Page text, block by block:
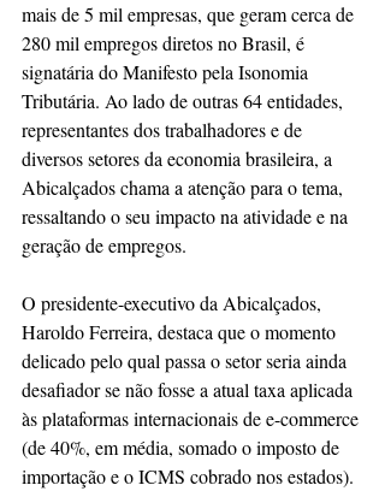
mais de 5 mil empresas, que geram cerca de
280 mil empregos diretos no Brasil, é
signatária do Manifesto pela Isonomia
Tributária. Ao lado de outras 64 entidades,
representantes dos trabalhadores e de
diversos setores da economia brasileira, a
Abicalçados chama a atenção para o tema,
ressaltando o seu impacto na atividade e na
geração de empregos.
O presidente-executivo da Abicalçados,
Haroldo Ferreira, destaca que o momento
delicado pelo qual passa o setor seria ainda
desafiador se não fosse a atual taxa aplicada
às plataformas internacionais de e-commerce
(de 40%, em média, somado o imposto de
importação e o ICMS cobrado nos estados).